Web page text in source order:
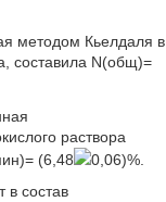
методом Кьелдаля в
составила N(общ)=
раствора
(6,48
0,06)%.
в состав